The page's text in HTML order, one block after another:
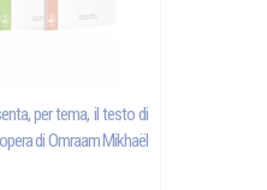
per tema, il testo di
di Omraam Mikhaël